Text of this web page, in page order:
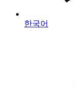
한국어